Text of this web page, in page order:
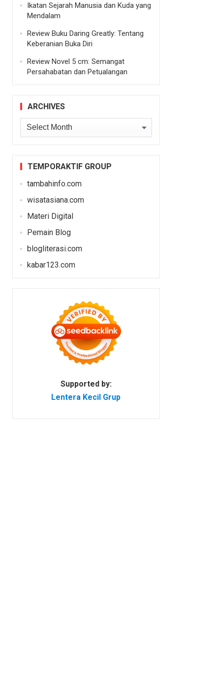
Ikatan Sejarah Manusia dan Kuda yang
Mendalam
Review Buku Daring Greatly: Tentang
Keberanian Buka Diri
Review Novel 5 cm: Semangat
Persahabatan dan Petualangan
ARCHIVES
Archives
TEMPORAKTIF GROUP
tambahinfo.com
wisatasiana.com
Materi Digital
Pemain Blog
blogliterasi.com
kabar123.com
Supported by:
Lentera Kecil Grup